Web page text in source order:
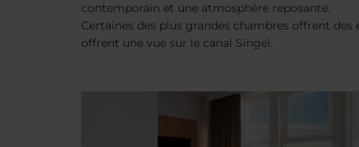
contemporain et une atmosphère reposante.
Certaines des plus grandes chambres offrent
offrent une vue sur le canal Singel.